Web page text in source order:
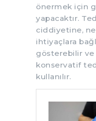
önermek için
yapacaktır.
ciddiyetine,
ihtiyaçlara
gösterebilir
konservatif
kullanılır.